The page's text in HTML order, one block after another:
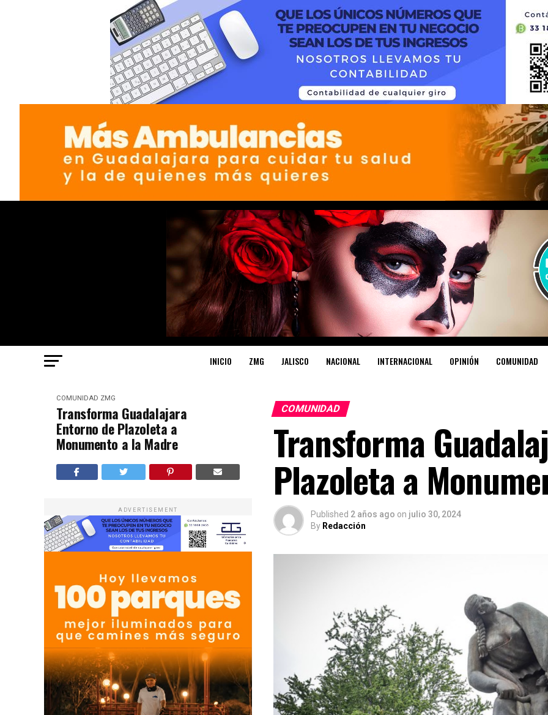
INICIO ZMG JALISCO NACIONAL INTERNACIONAL OPINIÓN COMUNIDAD
COMUNIDAD ZMG
Transforma Guadalajara
Entorno de Plazoleta a
Monumento a la Madre
ADVERTISEMENT
COMUNIDAD
Transforma
Plazoleta a
Published 2 años ago on julio 30, 2024
By Redacción